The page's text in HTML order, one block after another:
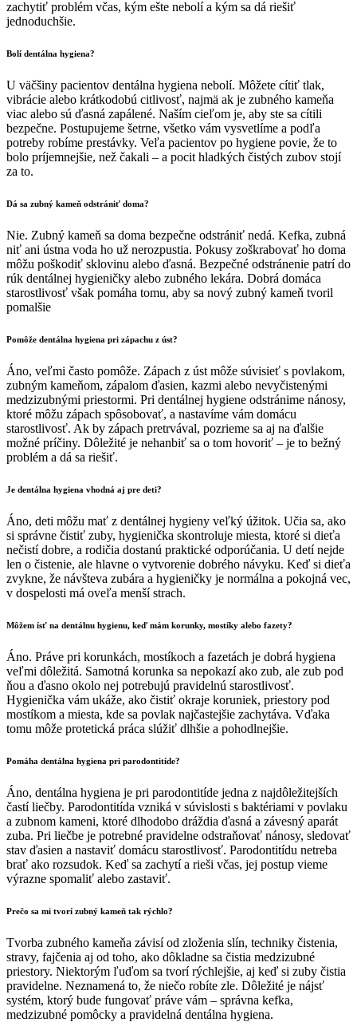
zachytiť problém včas, kým ešte nebolí a kým sa dá riešiť
jednoduchšie.
Bolí dentálna hygiena?
U väčšiny pacientov dentálna hygiena nebolí. Môžete cítiť tlak,
vibrácie alebo krátkodobú citlivosť, najmä ak je zubného kameňa
viac alebo sú ďasná zapálené. Naším cieľom je, aby ste sa cítili
bezpečne. Postupujeme šetrne, všetko vám vysvetlíme a podľa
potreby robíme prestávky. Veľa pacientov po hygiene povie, že to
bolo príjemnejšie, než čakali – a pocit hladkých čistých zubov stojí
za to.
Dá sa zubný kameň odstrániť doma?
Nie. Zubný kameň sa doma bezpečne odstrániť nedá. Kefka, zubná
niť ani ústna voda ho už nerozpustia. Pokusy zoškrabovať ho doma
môžu poškodiť sklovinu alebo ďasná. Bezpečné odstránenie patrí do
rúk dentálnej hygieničky alebo zubného lekára. Dobrá domáca
starostlivosť však pomáha tomu, aby sa nový zubný kameň tvoril
pomalšie
Pomôže dentálna hygiena pri zápachu z úst?
Áno, veľmi často pomôže. Zápach z úst môže súvisieť s povlakom,
zubným kameňom, zápalom ďasien, kazmi alebo nevyčistenými
medzizubnými priestormi. Pri dentálnej hygiene odstránime nánosy,
ktoré môžu zápach spôsobovať, a nastavíme vám domácu
starostlivosť. Ak by zápach pretrvával, pozrieme sa aj na ďalšie
možné príčiny. Dôležité je nehanbiť sa o tom hovoriť – je to bežný
problém a dá sa riešiť.
Je dentálna hygiena vhodná aj pre deti?
Áno, deti môžu mať z dentálnej hygieny veľký úžitok. Učia sa, ako
si správne čistiť zuby, hygienička skontroluje miesta, ktoré si dieťa
nečistí dobre, a rodičia dostanú praktické odporúčania. U detí nejde
len o čistenie, ale hlavne o vytvorenie dobrého návyku. Keď si dieťa
zvykne, že návšteva zubára a hygieničky je normálna a pokojná vec,
v dospelosti má oveľa menší strach.
Môžem ísť na dentálnu hygienu, keď mám korunky, mostíky alebo fazety?
Áno. Práve pri korunkách, mostíkoch a fazetách je dobrá hygiena
veľmi dôležitá. Samotná korunka sa nepokazí ako zub, ale zub pod
ňou a ďasno okolo nej potrebujú pravidelnú starostlivosť.
Hygienička vám ukáže, ako čistiť okraje koruniek, priestory pod
mostíkom a miesta, kde sa povlak najčastejšie zachytáva. Vďaka
tomu môže protetická práca slúžiť dlhšie a pohodlnejšie.
Pomáha dentálna hygiena pri parodontitíde?
Áno, dentálna hygiena je pri parodontitíde jedna z najdôležitejších
častí liečby. Parodontitída vzniká v súvislosti s baktériami v povlaku
a zubnom kameni, ktoré dlhodobo dráždia ďasná a závesný aparát
zuba. Pri liečbe je potrebné pravidelne odstraňovať nánosy, sledovať
stav ďasien a nastaviť domácu starostlivosť. Parodontitídu netreba
brať ako rozsudok. Keď sa zachytí a rieši včas, jej postup vieme
výrazne spomaliť alebo zastaviť.
Prečo sa mi tvorí zubný kameň tak rýchlo?
Tvorba zubného kameňa závisí od zloženia slín, techniky čistenia,
stravy, fajčenia aj od toho, ako dôkladne sa čistia medzizubné
priestory. Niektorým ľuďom sa tvorí rýchlejšie, aj keď si zuby čistia
pravidelne. Neznamená to, že niečo robíte zle. Dôležité je nájsť
systém, ktorý bude fungovať práve vám – správna kefka,
medzizubné pomôcky a pravidelná dentálna hygiena.